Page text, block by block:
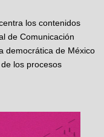
los contenidos
de Comunicación
democrática de México
los procesos